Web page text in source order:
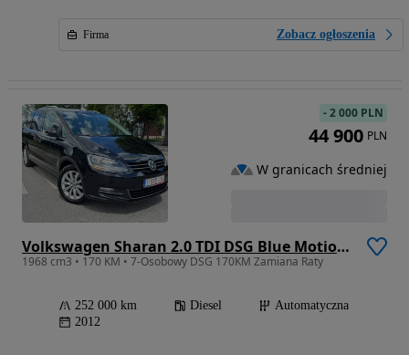
Firma Zobacz ogłoszenia
Volkswagen Sharan 2.0 TDI DSG Blue Motion Highline
1968 cm3 • 170 KM • 7-Osobowy DSG 170KM Zamiana Raty
252 000 km Diesel
Automatyczna
2012
-2 000 PLN
44 900 PLN
W granicach średniej